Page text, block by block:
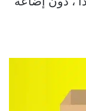
، دون إضاعة